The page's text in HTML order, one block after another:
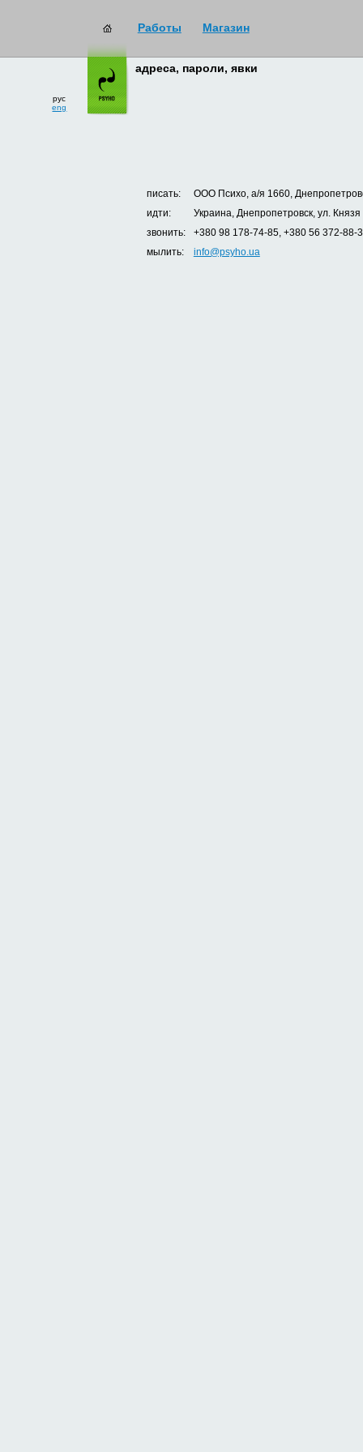
Работы Магазин
рус
eng
адреса, пароли, явки
писать:
ООО Психо, а/я 1660,
идти:
Украина, Днепропетровск, ул.
звонить:
+380 98 178-74-85, +380 56 372-88-
мылить:
info@psyho.ua